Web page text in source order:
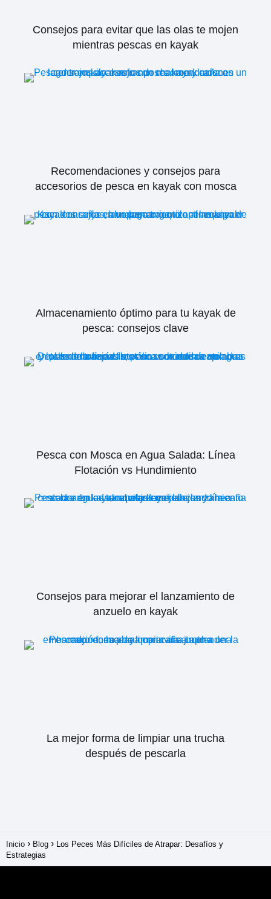
Consejos para evitar que las olas te mojen
mientras pescas en kayak
Recomendaciones y consejos para
accesorios de pesca en kayak con mosca
Almacenamiento óptimo para tu kayak de
pesca: consejos clave
Pesca con Mosca en Agua Salada: Línea
Flotación vs Hundimiento
Consejos para mejorar el lanzamiento de
anzuelo en kayak
La mejor forma de limpiar una trucha
después de pescarla
Inicio Blog
Los Peces Más Difíciles de Atrapar: Desafíos y
Estrategias